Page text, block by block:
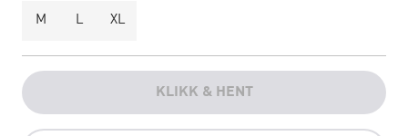
M L XL
KLIKK & HENT